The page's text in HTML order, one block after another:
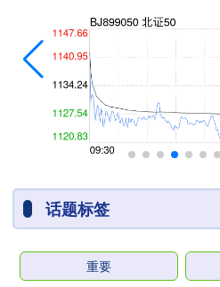
话题标签
重要